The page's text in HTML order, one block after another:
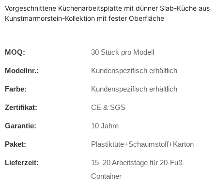
Vorgeschnittene Küchenarbeitsplatte mit dünner Slab-Küche aus
Kunstmarmorstein-Kollektion mit fester Oberfläche
MOQ: 30 Stück pro Modell
Modellnr.: Kundenspezifisch erhältlich
Farbe: Kundenspezifisch erhältlich
Zertifikat: CE & SGS
Garantie: 10 Jahre
Paket: Plastiktüte+Schaumstoff+Karton
Lieferzeit:
15–20 Arbeitstage für 20-Fuß-
Container